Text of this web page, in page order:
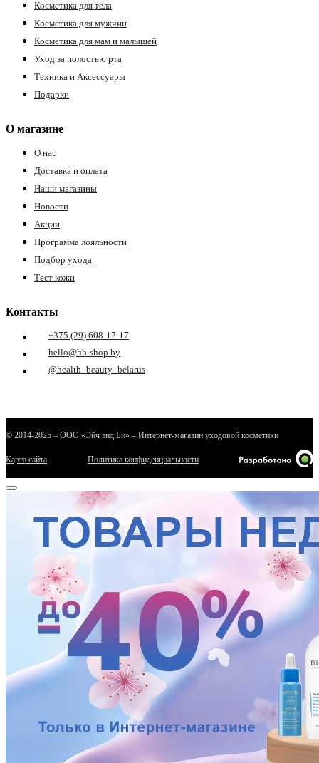
Косметика для тела
Косметика для мужчин
Косметика для мам и малышей
Уход за полостью рта
Техника и Аксессуары
Подарки
О магазине
О нас
Доставка и оплата
Наши магазины
Новости
Акции
Программа лояльности
Подбор ухода
Тест кожи
Контакты
+375 (29) 608-17-17
hello@hb-shop.by
@health_beauty_belarus
© 2014-2025 – ООО «Эйч энд Би» – Интернет-магазин уходовой косметики
Карта сайта Политика конфиденциальности